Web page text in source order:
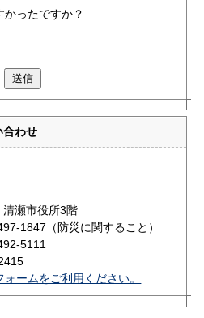
かったですか？
送信
合わせ
瀬市役所3階
1847（防災に関すること）
5111
ームをご利用ください。